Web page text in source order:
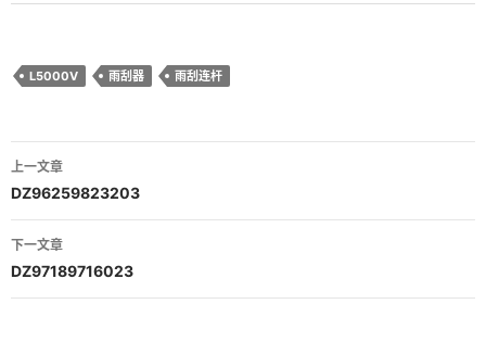
L5000V 雨刮器 雨刮连杆
文
章
导
航
上一文章
DZ96259823203
下一文章
DZ97189716023